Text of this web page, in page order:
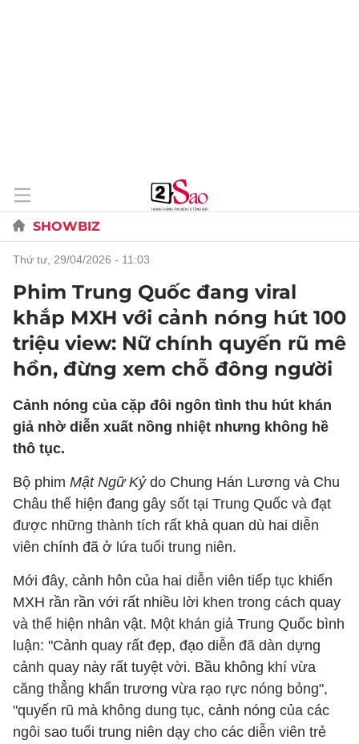
SHOWBIZ
thứ tư, 29/04/2026 - 11:03
Phim Trung Quốc đang viral
khắp MXH với cảnh nóng hút 100
triệu view: Nữ chính quyến rũ mê
hồn, đừng xem chỗ đông người
Cảnh nóng của cặp đôi ngôn tình thu hút khán
giả nhờ diễn xuất nồng nhiệt nhưng không hề
thô tục.
Bộ phim Mật Ngữ Kỷdo Chung Hán Lương và Chu
Châu thể hiện đang gây sốt tại Trung Quốc và đạt
được những thành tích rất khả quan dù hai diễn
viên chính đã ở lứa tuổi trung niên.
Mới đây, cảnh hôn của hai diễn viên tiếp tục khiến
MXH rần rần với rất nhiều lời khen trong cách quay
và thể hiện nhân vật. Một khán giả Trung Quốc bình
luận: "Cảnh quay rất đẹp, đạo diễn đã dàn dựng
cảnh quay này rất tuyệt vời. Bầu không khí vừa
căng thẳng khẩn trương vừa rạo rực nóng bỏng",
"quyến rũ mà không dung tục, cảnh nóng của các
ngôi sao tuổi trung niên dạy cho các diễn viên trẻ